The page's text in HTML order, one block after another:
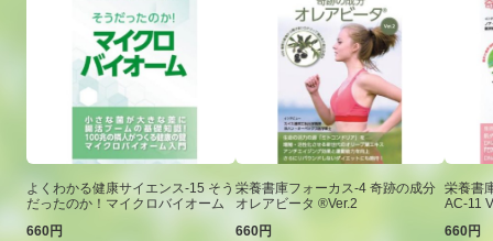
よくわかる健康サイエンス-15 そう
だったのか！マイクロバイオーム
660円
栄養書庫フォーカス-4 奇跡の成分
オレアビータ ®Ver.2
660円
栄養書
AC-11
660円